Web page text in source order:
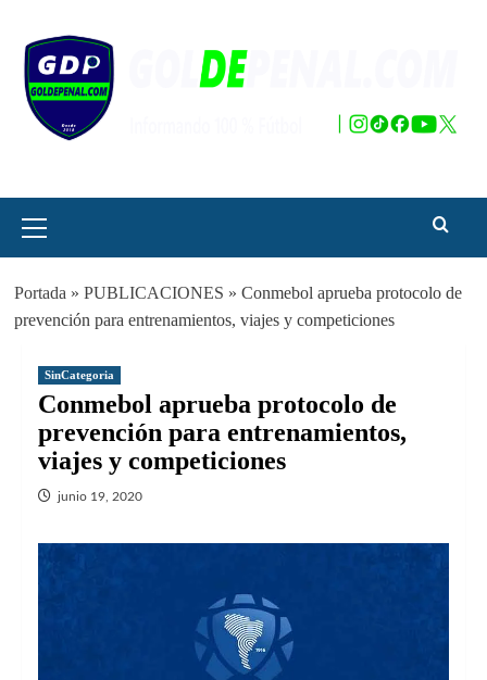
contenido
principal
Portada » PUBLICACIONES » Conmebol aprueba protocolo de
prevención para entrenamientos, viajes y competiciones
SinCategoria
Conmebol aprueba protocolo de
prevención para entrenamientos,
viajes y competiciones
junio 19, 2020